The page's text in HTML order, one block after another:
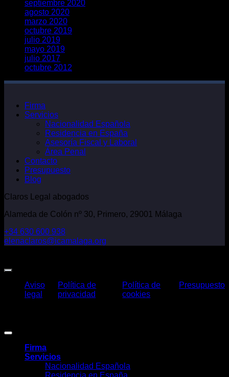
septiembre 2020
agosto 2020
marzo 2020
octubre 2019
julio 2019
mayo 2019
julio 2017
octubre 2012
Firma
Servicios
Nacionalidad Española
Residencia en España
Asesoría Fiscal y Laboral
Área Penal
Contacto
Presupuesto
Blog
Claros Legal abogados
Alameda de Colón nº 30, Primero, 29001 Málaga
+34 630 600 938
elenaclaros@icamalaga.org
Aviso
legal
Política de
privacidad
Política de
cookies
Presupuesto
Firma
Servicios
Nacionalidad Española
Residencia en España